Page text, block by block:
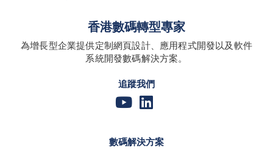
香港數碼轉型專家
為增長型企業提供定制網頁設計、 應用程式開發以及軟件
系統開發數碼解決方案。
追蹤我們
數碼解決方案